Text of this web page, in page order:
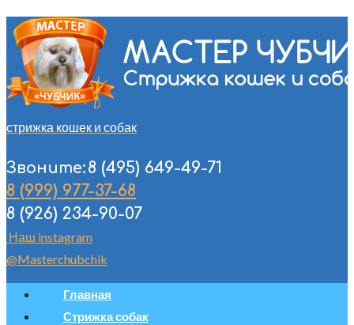
стрижка кошек и собак
Звоните:8 (495) 649-49-71
8 (999) 977-37-68
8 (926) 234-90-07
Наш instagram
@Masterchubchik
Главная
Стрижка собак